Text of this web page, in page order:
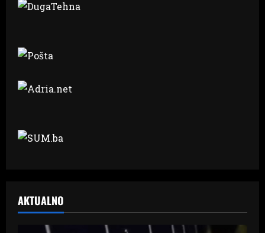
AKTUALNO